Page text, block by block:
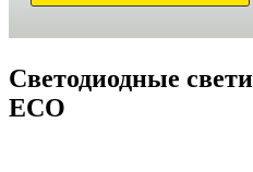
Светодиодные
ECO